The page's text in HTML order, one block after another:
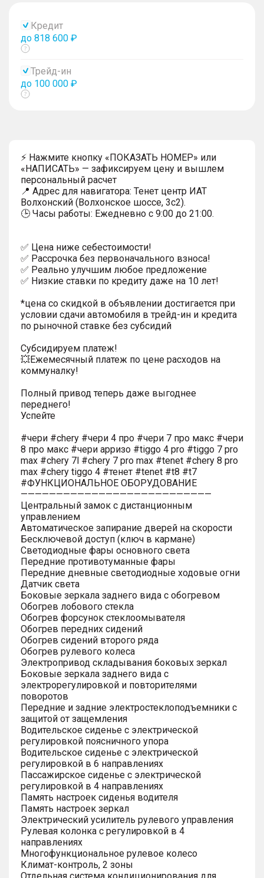
Кредит
до 818 600 ₽
Показать
Трейд-ин
до 100 000 ₽
Показать
⚡ Нажмите кнопку «ПОКАЗАТЬ НОМЕР» или
«НАПИСАТЬ» — зафиксируем цену и вышлем
персональный расчет
📍 Адрес для навигатора: Тенет центр ИАТ
Волхонский (Волхонское шоссе, 3с2).
🕒 Часы работы: Ежедневно с 9:00 до 21:00.
✅ Цена ниже себестоимости!
✅ Рассрочка без первоначального взноса!
✅ Реально улучшим любое предложение
✅ Низкие ставки по кредиту даже на 10 лет!
*цена со скидкой в объявлении достигается при
условии сдачи автомобиля в трейд-ин и кредита
по рыночной ставке без субсидий
Субсидируем платеж!
💥Ежемесячный платеж по цене расходов на
коммуналку!
Полный привод теперь даже выгоднее
переднего!
Успейте
#чери #chery #чери 4 про #чери 7 про макс #чери
8 про макс #чери арризо #tiggo 4 pro #tiggo 7 pro
max #chery 7l #chery 7 pro max #tenet #chery 8 pro
max #chery tiggo 4 #тенет #tenet #t8 #t7
#ФУНКЦИОНАЛЬНОЕ ОБОРУДОВАНИЕ
———————————————————————————
Центральный замок с дистанционным
управлением
Автоматическое запирание дверей на скорости
Бесключевой доступ (ключ в кармане)
Светодиодные фары основного света
Передние противотуманные фары
Передние дневные светодиодные ходовые огни
Датчик света
Боковые зеркала заднего вида с обогревом
Обогрев лобового стекла
Обогрев форсунок стеклоомывателя
Обогрев передних сидений
Обогрев сидений второго ряда
Обогрев рулевого колеса
Электропривод складывания боковых зеркал
Боковые зеркала заднего вида с
электрорегулировкой и повторителями
поворотов
Передние и задние электростеклоподъемники с
защитой от защемления
Водительское сиденье с электрической
регулировкой поясничного упора
Водительское сиденье с электрической
регулировкой в 6 направлениях
Пассажирское сиденье с электрической
регулировкой в 4 направлениях
Память настроек сиденья водителя
Память настроек зеркал
Электрический усилитель рулевого управления
Рулевая колонка с регулировкой в 4
направлениях
Многофункциональное рулевое колесо
Климат-контроль, 2 зоны
Отдельная система кондиционирования для